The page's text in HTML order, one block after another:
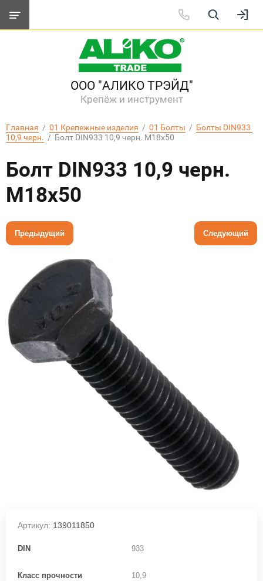
ООО "АЛИКО ТРЭЙД"
Крепёж и инструмент
Главная
  /
01 Крепежные изделия
  /
01 Болты
  /
Болты DIN933
10,9 черн.
  /  Болт DIN933 10,9 черн. М18х50
Болт DIN933 10,9 черн.
М18х50
Предыдущий Следующий
Артикул: 139011850
DIN 933
Класс прочности 10,9